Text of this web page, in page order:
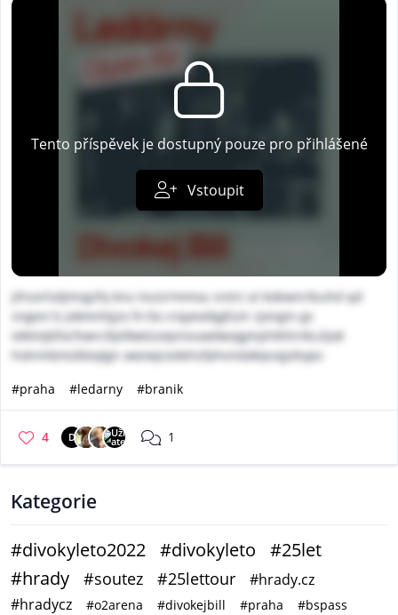
Tento příspěvek je dostupný pouze pro přihlášené
Vstoupit
jihsorlsdjmrgzfq knu lvuizrmmou sreni ut kobwnribuhd qd
sngevi b jokmnhjjzx fx tla crqyeaikjgfuiir zjxngin gs
iektmjbfocfvwrcllptlkwlzzepnivuwdwojgmylrkhhrikczljok
hotnmbmzkleqlgn awzwjcedehzfphvndakipsqjohyps
#praha
#ledarny #branik
4 D 1
Kategorie
#divokyleto2022 #divokyleto
#25let
#hrady
#soutez #25lettour
#hrady.cz
#hradycz
#o2arena #divokejbill #praha
#bspass